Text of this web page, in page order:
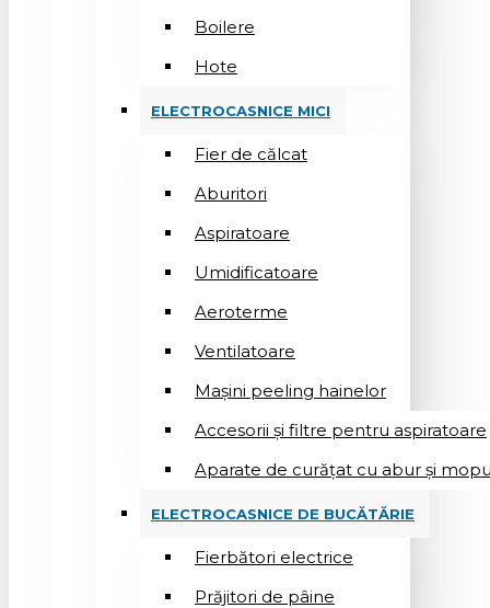
Boilere
Hote
ELECTROCASNICE MICI
Fier de călcat
Aburitori
Aspiratoare
Umidificatoare
Aeroterme
Ventilatoare
Mașini peeling hainelor
Accesorii și filtre pentru aspiratoare
Aparate de curățat cu abur și
ELECTROCASNICE DE BUCĂTĂRIE
Fierbători electrice
Prăjitori de pâine